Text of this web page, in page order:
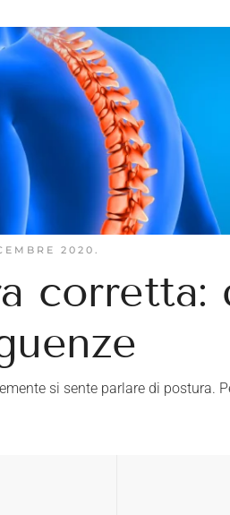
2020 .
si sente parlare di postura.